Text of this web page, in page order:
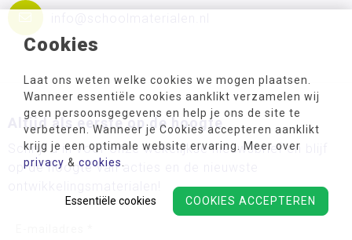
Cookies
Laat ons weten welke cookies we mogen plaatsen.
Wanneer essentiële cookies aanklikt verzamelen wij
geen persoonsgegevens en help je ons de site te
verbeteren. Wanneer je Cookies accepteren aanklikt
krijg je een optimale website ervaring. Meer over
privacy & cookies
COOKIES ACCEPTEREN
Essentiële cookies
Altijd als eerste op de hoogte
Schrijf u in voor onze wekelijkse nieuwsbrief en blijf
op de hoogte van acties en de nieuwste